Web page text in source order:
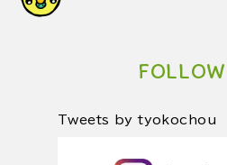
Tweets by tyokochou